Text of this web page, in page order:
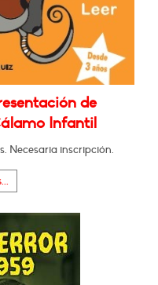
de
Infantil
Necesaria inscripción.